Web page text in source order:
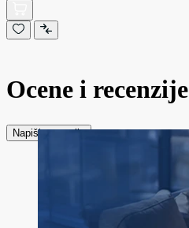
Ocene i recenzije
Napiši recenziju